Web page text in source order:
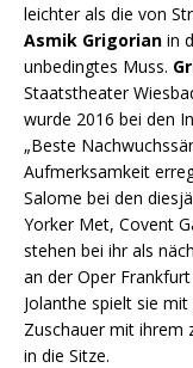
leichter als die von
Asmik Grigorian in
unbedingtes Muss.
Staatstheater
wurde 2016 bei den
„Beste
Aufmerksamkeit
Salome bei den
Yorker Met, Covent
stehen bei ihr als
an der Oper
Jolanthe spielt sie
Zuschauer mit ihrem
in die Sitze.